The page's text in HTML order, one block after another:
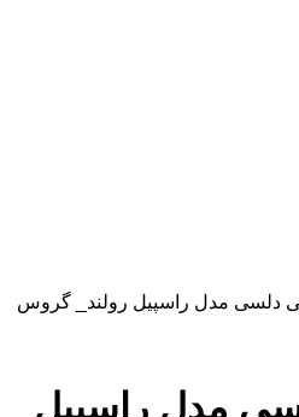
مدل راسپیل رولند_ گروس
مدل راسپیل